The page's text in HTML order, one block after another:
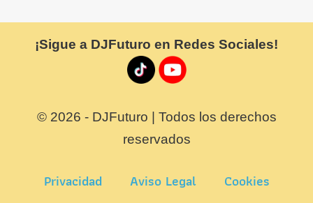
¡Sigue a DJFuturo en Redes Sociales!
© 2026 - DJFuturo | Todos los derechos
reservados
Privacidad Aviso Legal Cookies